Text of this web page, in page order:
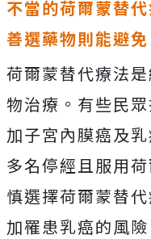
不當的荷爾蒙替
善選藥物則能避免
荷爾蒙替代療法
物治療。有些民
加子宮內膜癌及
多名停經且服用
慎選擇荷爾蒙替
加罹患乳癌的風